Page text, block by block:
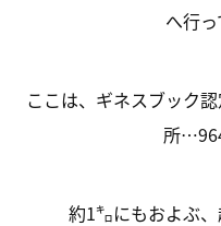
へ行っ
ここは、ギネスブック
所
約1㌔にもおよぶ